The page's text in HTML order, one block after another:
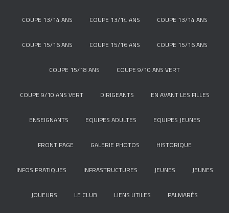
COUPE 13/14 ANS COUPE 13/14 ANS COUPE 13/14 ANS
COUPE 15/16 ANS COUPE 15/16 ANS COUPE 15/16 ANS
COUPE 15/18 ANS COUPE 9/10 ANS VERT
COUPE 9/10 ANS VERT DIRIGEANTS EN AVANT LES FILLES
ENSEIGNANTS EQUIPES ADULTES EQUIPES JEUNES
FRONT PAGE GALERIE PHOTOS HISTORIQUE
INFOS PRATIQUES INFRASTRUCTURES JEUNES JEUNES
JOUEURS LE CLUB LIENS UTILES PALMARÈS